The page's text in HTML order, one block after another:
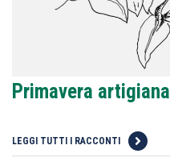
Primavera artigiana
LEGGI TUTTI I RACCONTI